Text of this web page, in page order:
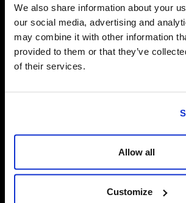
We also share information about your
our social media, advertising and
may combine it with other information
provided to them or that they’ve
of their services.
Allow all
Customize
Aparência
De cor dourada brilhante.
Sabor
9 EBC